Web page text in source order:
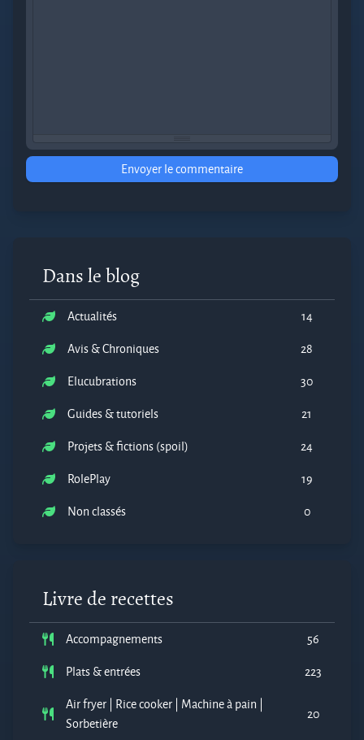
Envoyer le commentaire
Dans le blog
Actualités
14
Avis & Chroniques
28
Elucubrations
30
Guides & tutoriels
21
Projets & fictions (spoil)
24
RolePlay
19
Non classés
0
Livre de recettes
Accompagnements
56
Plats & entrées
223
Air fryer | Rice cooker | Machine à pain |
Sorbetière
20